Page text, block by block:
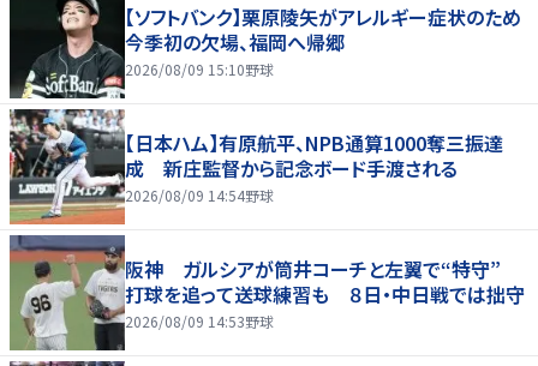
【ソフトバンク】栗原陵矢がアレルギー症状のため
今季初の欠場、福岡へ帰郷
2026/08/09 15:10野球
【日本ハム】有原航平、NPB通算1000奪三振達
成 新庄監督から記念ボード手渡される
2026/08/09 14:54野球
阪神 ガルシアが筒井コーチと左翼で“特守”
打球を追って送球練習も ８日・中日戦では拙守
2026/08/09 14:53野球